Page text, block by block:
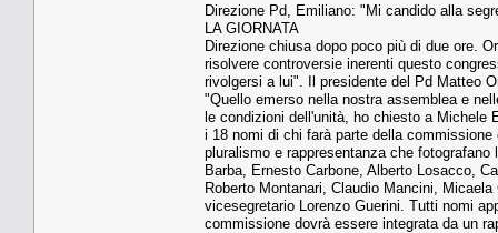
Direzione Pd, Emiliano: "Mi candido alla
LA GIORNATA
Direzione chiusa dopo poco più di due ore.
risolvere controversie inerenti questo
rivolgersi a lui". Il presidente del Pd Matteo
"Quello emerso nella nostra assemblea e
le condizioni dell'unità, ho chiesto a Michele
i 18 nomi di chi farà parte della
pluralismo e rappresentanza che
Barba, Ernesto Carbone, Alberto Losacco,
Roberto Montanari, Claudio Mancini,
vicesegretario Lorenzo Guerini. Tutti nomi
commissione dovrà essere integrata da un